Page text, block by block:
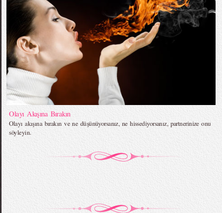
Olayı Akışına Bırakın
Olayı akışına bırakın ve ne düşünüyorsanız, ne hissediyorsanız, partnerinize onu
söyleyin.